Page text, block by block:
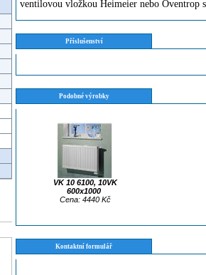
ventilovou vložkou Heimeier nebo Oventrop
Příslušenství
Podobné výrobky
VK 10 6100, 10VK
600x1000
Cena: 4440 Kč
Kontaktní formulář